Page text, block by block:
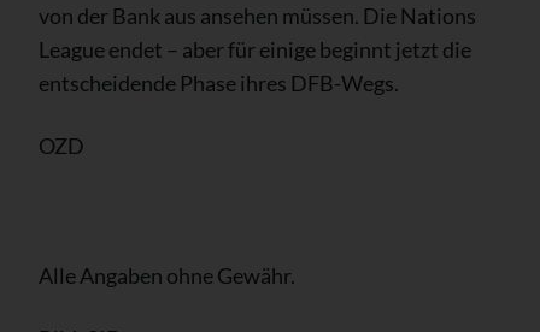
von der Bank aus ansehen müssen. Die Nations
League endet – aber für einige beginnt jetzt die
entscheidende Phase ihres DFB-Wegs.
OZD
Alle Angaben ohne Gewähr.